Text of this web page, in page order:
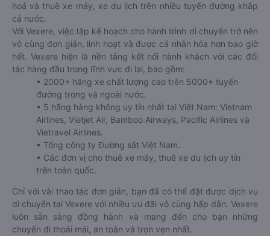
hoả và thuê xe máy, xe du lịch trên nhiều tuyến đường khắp
cả nước.
Với Vexere, việc lập kế hoạch cho hành trình di chuyển trở nên
vô cùng đơn giản, linh hoạt và được cá nhân hóa hơn bao giờ
hết. Vexere hiện là nền tảng kết nối hành khách với các đối
tác hàng đầu trong lĩnh vực đi lại, bao gồm:
• 2000+ hãng xe chất lượng cao trên 5000+ tuyến
đường trong và ngoài nước.
• 5 hãng hàng không uy tín nhất tại Việt Nam: Vietnam
Airlines, Vietjet Air, Bamboo Airways, Pacific Airlines và
Vietravel Airlines.
• Tổng công ty Đường sắt Việt Nam.
• Các đơn vị cho thuê xe máy, thuê xe du lịch uy tín
trên toàn quốc.
Chỉ với vài thao tác đơn giản, bạn đã có thể đặt được dịch vụ
di chuyển tại Vexere với nhiều ưu đãi vô cùng hấp dẫn. Vexere
luôn sẵn sàng đồng hành và mang đến cho bạn những
chuyến đi thoải mái, an toàn và trọn vẹn nhất.